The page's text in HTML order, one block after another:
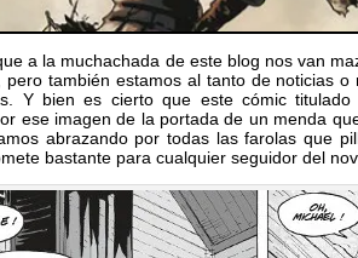
a la muchachada de este blog nos van
también estamos al tanto de noticias
Y bien es cierto que este cómic
ese imagen de la portada de un menda
abrazando por todas las farolas que
bastante para cualquier seguidor del